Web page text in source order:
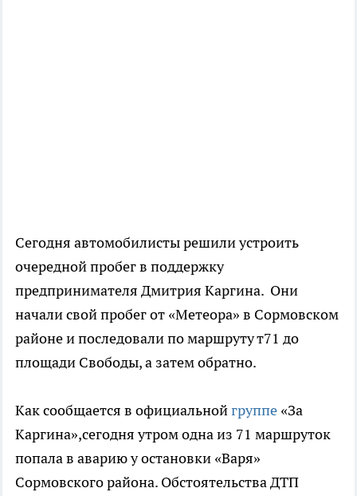
Сегодня автомобилисты решили устроить
очередной пробег в поддержку
предпринимателя Дмитрия Каргина. Они
начали свой пробег от «Метеора» в Сормовском
районе и последовали по маршруту т71 до
площади Свободы, а затем обратно.
Как сообщается в официальнойгруппе «За
Каргина»,сегодня утром одна из 71 маршруток
попала в аварию у остановки «Варя»
Сормовского района. Обстоятельства ДТП